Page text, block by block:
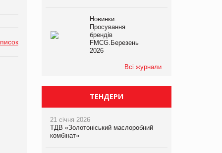
Новинки.
Просування
брендів
FMCG.Березень
2026
Всі журнали
ТЕНДЕРИ
21 січня 2026
ТДВ «Золотоніський маслоробний
комбінат»